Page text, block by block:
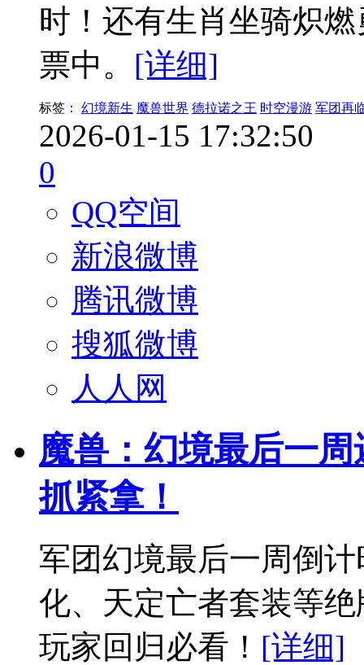
时！还有生肖坐骑炽
票中。 [详细]
标签： 幻境新生 魔兽世界 德拉诺之王 时空漫游 军团再
2026-01-15 17:32:50
0
QQ空间
新浪微博
腾讯微博
搜狐微博
人人网
魔兽：幻境最后一
抓紧拿！
军团幻境最后一周倒
化、天定亡者套装等
玩家回归必看！ [详细]